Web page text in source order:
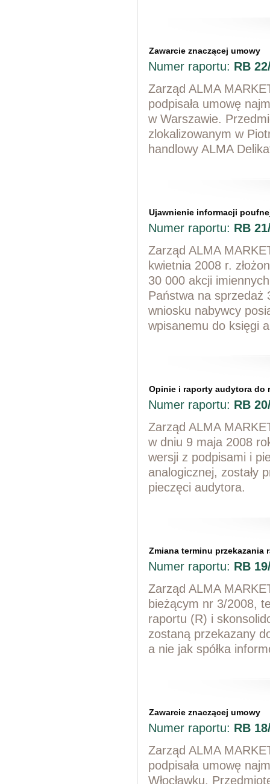
Zawarcie znaczącej umowy
Numer raportu: RB
Zarząd ALMA
podpisała umowę
w Warszawie.
zlokalizowanym w
handlowy ALMA
Ujawnienie informacji
Numer raportu: RB
Zarząd ALMA
kwietnia 2008 r.
30 000 akcji
Państwa na sprzedaż
wniosku nabywcy
wpisanemu do księgi
Opinie i raporty audytora do
Numer raportu: RB
Zarząd ALMA
w dniu 9 maja 2008
wersji z podpisami i
analogicznej, zostały
pieczęci audytora.
Zmiana terminu
Numer raportu: RB
Zarząd ALMA
bieżącym nr 3/2008,
raportu (R) i
zostaną przekazany
a nie jak spółka
Zawarcie znaczącej umowy
Numer raportu: RB
Zarząd ALMA
podpisała umowę
Włocławku.